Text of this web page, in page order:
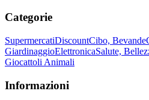
Categorie
SupermercatiDiscountCibo, Bevande
GiardinaggioElettronicaSalute,
Giocattoli Animali
Informazioni